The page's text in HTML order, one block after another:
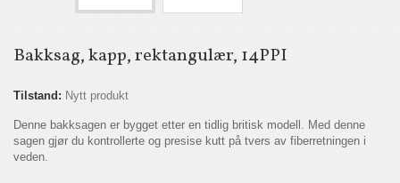
Bakksag, kapp, rektangulær, 14PPI
Tilstand: Nytt produkt
Denne bakksagen er bygget etter en tidlig britisk modell. Med denne
sagen gjør du kontrollerte og presise kutt på tvers av fiberretningen i
veden.